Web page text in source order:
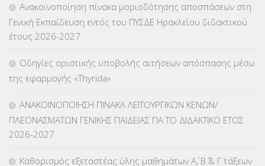
ΚΠγ – ΚΡΑΤΙΚΟ ΠΙΣΤΟΠΟΙΗΤΙΚΟ ΓΛΩΣΣΟΜΑΘΕΙΑΣ(135)
ΚΠπ- ΚΡΑΤΙΚΟ ΠΙΣΤΟΠΟΙΗΤΙΚΟ ΠΛΗΡΟΦΟΡΙΚΗΣ
ΛΟΙΠΑ(309)
ΜΕΤΑΘΕΣΕΙΣ-ΤΟΠΟΘΕΤΗΣΕΙΣ ΒΕΛΤΙΩΣΕΙΣ(319)
Ανακοινοποίηση πίνακα μοριοδότησης αποσπάσεων στη
Γενική Εκπαίδευση εντός του ΠΥΣΔΕ Ηρακλείου διδακτικού
έτους 2026-2027
Οδηγίες οριστικής υποβολής αιτήσεων απόσπασης μέσω
της εφαρμογής «Thyrida»
ΑΝΑΚΟΙΝΟΠΟΙΗΣΗ ΠΙΝΑΚΑ ΛΕΙΤΟΥΡΓΙΚΩΝ ΚΕΝΩΝ/
ΠΛΕΟΝΑΣΜΑΤΩΝ ΓΕΝΙΚΗΣ ΠΑΙΔΕΙΑΣ ΓΙΑ ΤΟ ΔΙΔΑΚΤΙΚΟ ΕΤΟΣ
2026-2027
Καθορισμός εξεταστέας ύλης μαθημάτων Α΄, Β΄ & Γ΄ τάξεων